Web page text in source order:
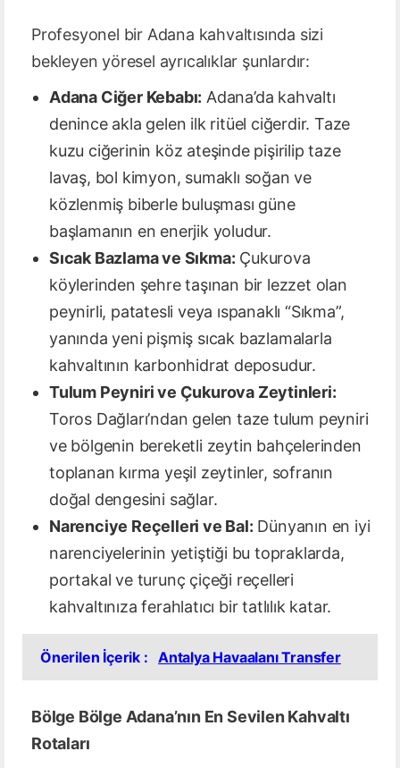
Profesyonel bir Adana kahvaltısında sizi
bekleyen yöresel ayrıcalıklar şunlardır:
Adana Ciğer Kebabı: Adana’da kahvaltı
denince akla gelen ilk ritüel ciğerdir. Taze
kuzu ciğerinin köz ateşinde pişirilip taze
lavaş, bol kimyon, sumaklı soğan ve
közlenmiş biberle buluşması güne
başlamanın en enerjik yoludur.
Sıcak Bazlama ve Sıkma: Çukurova
köylerinden şehre taşınan bir lezzet olan
peynirli, patatesli veya ıspanaklı “Sıkma”,
yanında yeni pişmiş sıcak bazlamalarla
kahvaltının karbonhidrat deposudur.
Tulum Peyniri ve Çukurova Zeytinleri:
Toros Dağları’ndan gelen taze tulum peyniri
ve bölgenin bereketli zeytin bahçelerinden
toplanan kırma yeşil zeytinler, sofranın
doğal dengesini sağlar.
Narenciye Reçelleri ve Bal: Dünyanın en iyi
narenciyelerinin yetiştiği bu topraklarda,
portakal ve turunç çiçeği reçelleri
kahvaltınıza ferahlatıcı bir tatlılık katar.
Önerilen İçerik : Antalya Havaalanı Transfer
Bölge Bölge Adana’nın En Sevilen Kahvaltı
Rotaları